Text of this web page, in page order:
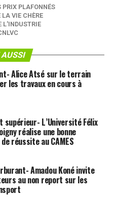
PRIX PLAFONNÉS
VIE CHÈRE
L'INDUSTRIE
AUSSI
Alice Atsé sur le terrain
les travaux en cours à
supérieur- L’Université Félix
réalise une bonne
réussite au CAMES
Amadou Koné invite
au non report sur les